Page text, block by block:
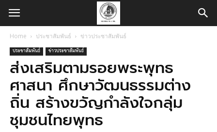
Home ประชาสัมพันธ์ ข่าวประชาสัมพันธ์
ประชาสัมพันธ์ ข่าวประชาสัมพันธ์
ส่งเสริมตามรอยพระพุทธ
ศาสนา ศึกษาวัฒนธรรมต่าง
ถิ่น สร้างขวัญกำลังใจกลุ่ม
ชุมชนไทยพุทธ